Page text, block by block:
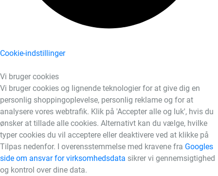
Cookie-indstillinger
Vi bruger cookies
Vi bruger cookies og lignende teknologier for at give dig en
personlig shoppingoplevelse, personlig reklame og for at
analysere vores webtrafik. Klik på 'Accepter alle og luk', hvis du
ønsker at tillade alle cookies. Alternativt kan du vælge, hvilke
typer cookies du vil acceptere eller deaktivere ved at klikke på
Tilpas nedenfor. I overensstemmelse med kravene fra Googles
side om ansvar for virksomhedsdata sikrer vi gennemsigtighed
og kontrol over dine data.